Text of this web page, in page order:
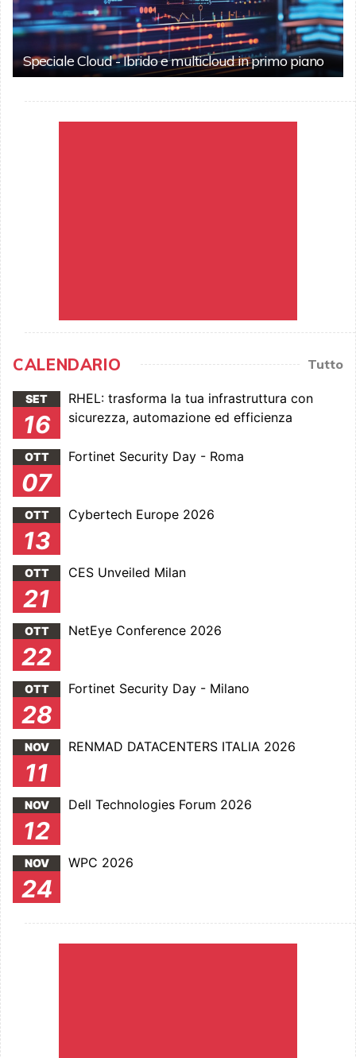
Speciale Cloud - Ibrido e multicloud in primo piano
CALENDARIO Tutto
SET
16
RHEL: trasforma la tua infrastruttura con
sicurezza, automazione ed efficienza
OTT
07
Fortinet Security Day - Roma
OTT
13
Cybertech Europe 2026
OTT
21
CES Unveiled Milan
OTT
22
NetEye Conference 2026
OTT
28
Fortinet Security Day - Milano
NOV
11
RENMAD DATACENTERS ITALIA 2026
NOV
12
Dell Technologies Forum 2026
NOV
24
WPC 2026